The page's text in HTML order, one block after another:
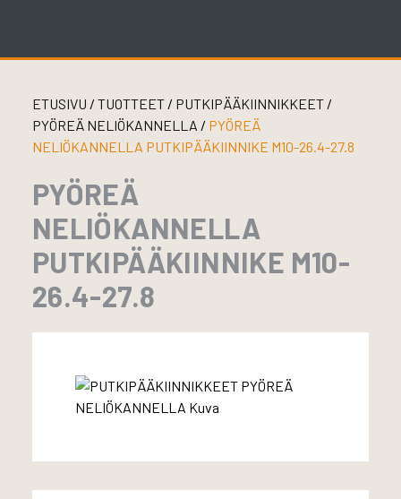
ETUSIVU / TUOTTEET/ PUTKIPÄÄKIINNIKKEET /
PYÖREÄ NELIÖKANNELLA / PYÖREÄ
NELIÖKANNELLA PUTKIPÄÄKIINNIKE M10-26.4-27.8
PYÖREÄ
NELIÖKANNELLA
PUTKIPÄÄKIINNIKE M10-
26.4-27.8